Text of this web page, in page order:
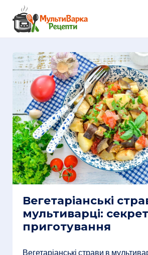
Вегетаріанські
мультиварці:
приготування
Вегетаріанські страви в